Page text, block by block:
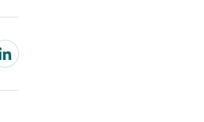
window
in a new window
Opens in a new window